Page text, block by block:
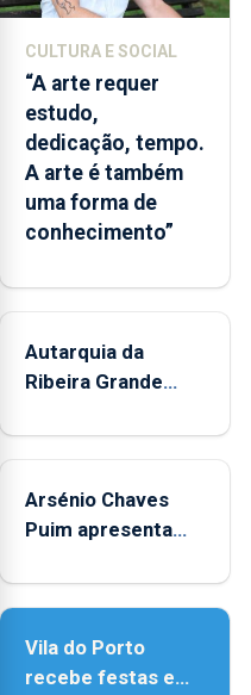
núcleos
integrados
na
Rede
Municipal
de
Museus
aos
durante
mês
de
entre
14h00
e
18h00.
CULTURA E SOCIAL
“A arte requer
estudo,
dedicação, tempo.
A arte é também
uma forma de
conhecimento”
Autarquia da
Ribeira Grande
"Museus no Verão"
Arsénio Chaves
Puim apresenta
de Vila do Porto
Vila do Porto
recebe festas em